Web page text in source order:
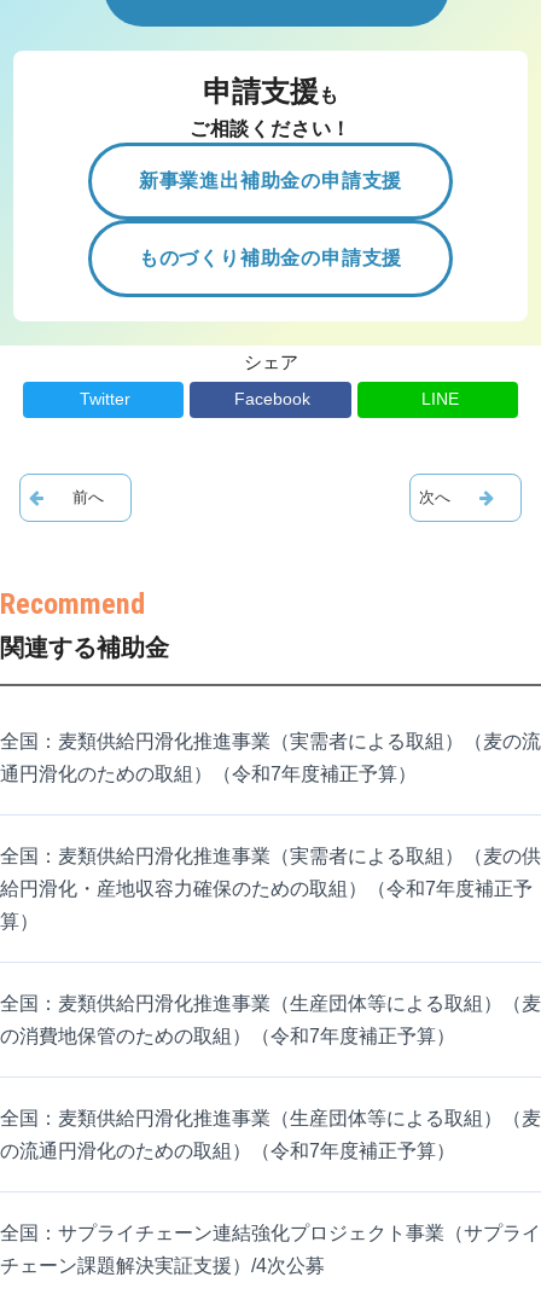
申請支援 も
ご相談ください！
新事業進出補助金の申請支援
ものづくり補助金の申請支援
シェア
Twitter Facebook LINE
関連する補助金
全国：麦類供給円滑化推進事業（実需者による取組）（麦の流
通円滑化のための取組）（令和7年度補正予算）
全国：麦類供給円滑化推進事業（実需者による取組）（麦の供
給円滑化・産地収容力確保のための取組）（令和7年度補正予
算）
全国：麦類供給円滑化推進事業（生産団体等による取組）（麦
の消費地保管のための取組）（令和7年度補正予算）
全国：麦類供給円滑化推進事業（生産団体等による取組）（麦
の流通円滑化のための取組）（令和7年度補正予算）
全国：サプライチェーン連結強化プロジェクト事業（サプライ
チェーン課題解決実証支援）/4次公募